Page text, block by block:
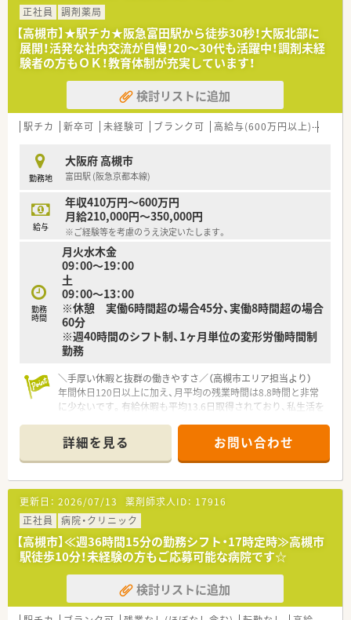
ンに受け付けており、最先端の薬学知識を幅広く吸収できる環境
です。
■1日あたりの処方箋応需枚数は平均120枚ほどですが、常時5名
から6名体制の手厚い薬剤師を配置して無理なく運営していま
す。
【想定される業務内容】
■大学病院から届く総合科目の処方箋に基づき、全店に標準導入
されているシステムを活用して安全な調剤や監査の実務全般を
■お薬の提供だけでなく、自社開発のサプリメントや健康食品の
カウンセリング販売を通じ、未病や予防の観点から患者様を支え
ます。
■薬局長への就任後は、店舗ごとの独立採算制に基づいた予算の
管理や、他職種スタッフの配置調整などの薬局管理業務も学びま
す。
【職場環境と雰囲気】
■店舗には常勤薬剤師5名とパート薬剤師2名が在籍しており、
ワンオペになる時間帯を一切排除した複数名体制で調剤を行っ
ています。
■薬剤師の2倍程度にのぼる手厚い店舗スタッフ（テクニシャン
や事務など）を配置しており、薬剤師が専門業務に集中できる職
場です。
■経営陣のほとんどが薬剤師のため現場に対する理解が極めて
駐しています。
正社員
調剤薬局
【高槻市】★駅チカ★阪急富田駅から徒歩30秒！大阪北部に
展開！活発な社内交流が自慢！20～30代も活躍中！調剤未経
験者の方もＯＫ！教育体制が充実しています！
検討リストに追加
駅チカ 新卒可 未経験可 ブランク可 高給与(600万円以上)
勤務地
大阪府 高槻市
富田駅 (阪急京都本線)
給与
年収410万円～600万円
月給210,000円～350,000円
※ご経験等を考慮のうえ決定いたします。
勤務
時間
月火水木金
09：00～19：00
土
09：00～13：00
※休憩 実働6時間超の場合45分、実働8時間超の場合
60分
※週40時間のシフト制、1ヶ月単位の変形労働時間制
勤務
＼手厚い休暇と抜群の働きやすさ／（高槻市エリア担当より）
年間休日120日以上に加え、月平均の残業時間は8.8時間と非常
に少ないです。有給休暇も平均13.6日取得されており、私生活を
＊------------------------------------------＊
【店舗情報と応需状況について】
■富田駅から徒歩30秒という抜群のアクセスを誇り、駅の目の
前にあるため毎日の通勤が非常に便利な店舗でございます。
■面処方の応需枚数が増加傾向にあるほか、地域医療への貢献を
目指して東北から沖縄まで展開する在宅業務も実施していま
す。
■お薬の調剤だけでなく健康食品の販売なども行っており、患者
様の健康維持を多角的な視点から支えられる薬局です。
【想定される業務内容】
■富田エリアおよび中穂積の店舗へ持ち込まれる多様な処方箋
に基づき、正確な調剤業務や多角的な監査業務を行います。
詳細を見る お問い合わせ
更新日： 2026/07/13 薬剤師求人ID： 17916
正社員
病院・クリニック
【高槻市】≪週36時間15分の勤務シフト・17時定時≫高槻市
駅徒歩10分！未経験の方もご応募可能な病院です☆
検討リストに追加